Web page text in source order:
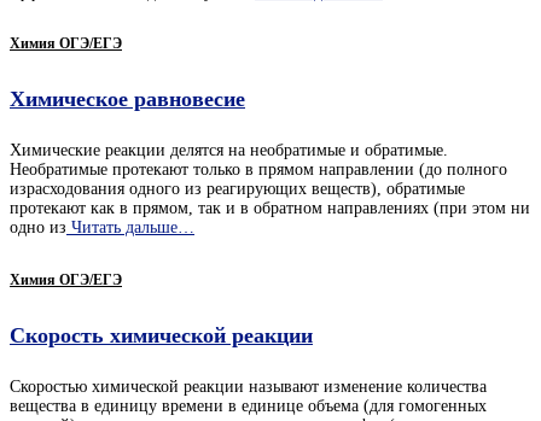
Химия ОГЭ/ЕГЭ
Химическое равновесие
Химические реакции делятся на необратимые и обратимые.
Необратимые протекают только в прямом направлении (до полного
израсходования одного из реагирующих веществ), обратимые
протекают как в прямом, так и в обратном направлениях (при этом ни
одно из Читать дальше…
Химия ОГЭ/ЕГЭ
Скорость химической реакции
Скоростью химической реакции называют изменение количества
вещества в единицу времени в единице объема (для гомогенных